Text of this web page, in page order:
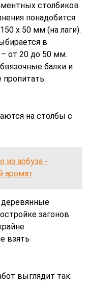
столбиков
понадобится
х 50 мм (на лаги).
в
от 20 до 50 мм.
балки и
пропитать
на столбы с
арбуза -
аромат
загонов
взять
выглядит так: